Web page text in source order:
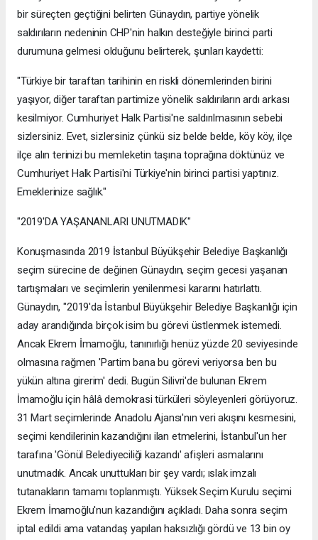
bir süreçten geçtiğini belirten Günaydın, partiye yönelik
saldırıların nedeninin CHP'nin halkın desteğiyle birinci parti
durumuna gelmesi olduğunu belirterek, şunları kaydetti:
"Türkiye bir taraftan tarihinin en riskli dönemlerinden birini
yaşıyor, diğer taraftan partimize yönelik saldırıların ardı arkası
kesilmiyor. Cumhuriyet Halk Partisi'ne saldırılmasının sebebi
sizlersiniz. Evet, sizlersiniz çünkü siz belde belde, köy köy, ilçe
ilçe alın terinizi bu memleketin taşına toprağına döktünüz ve
Cumhuriyet Halk Partisi'ni Türkiye'nin birinci partisi yaptınız.
Emeklerinize sağlık."
"2019'DA YAŞANANLARI UNUTMADIK"
Konuşmasında 2019 İstanbul Büyükşehir Belediye Başkanlığı
seçim sürecine de değinen Günaydın, seçim gecesi yaşanan
tartışmaları ve seçimlerin yenilenmesi kararını hatırlattı.
Günaydın, "2019'da İstanbul Büyükşehir Belediye Başkanlığı için
aday arandığında birçok isim bu görevi üstlenmek istemedi.
Ancak Ekrem İmamoğlu, tanınırlığı henüz yüzde 20 seviyesinde
olmasına rağmen 'Partim bana bu görevi veriyorsa ben bu
yükün altına girerim' dedi. Bugün Silivri'de bulunan Ekrem
İmamoğlu için hâlâ demokrasi türküleri söyleyenleri görüyoruz.
31 Mart seçimlerinde Anadolu Ajansı'nın veri akışını kesmesini,
seçimi kendilerinin kazandığını ilan etmelerini, İstanbul'un her
tarafına 'Gönül Belediyeciliği kazandı' afişleri asmalarını
unutmadık. Ancak unuttukları bir şey vardı; ıslak imzalı
tutanakların tamamı toplanmıştı. Yüksek Seçim Kurulu seçimi
Ekrem İmamoğlu'nun kazandığını açıkladı. Daha sonra seçim
iptal edildi ama vatandaş yapılan haksızlığı gördü ve 13 bin oy